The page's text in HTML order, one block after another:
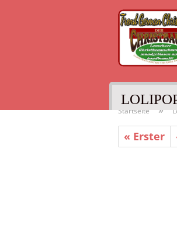
Startseite »
« Erster